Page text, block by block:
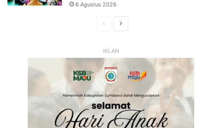
6 Agustus 2026
HalamanHalaman
IKLAN